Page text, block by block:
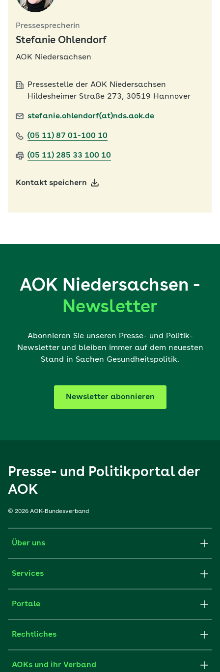
Pressesprecherin
Stefanie Ohlendorf
AOK Niedersachsen
Pressestelle der AOK Niedersachsen
Hildesheimer Straße 273, 30519 Hannover
stefanie.ohlendorf(at)nds.aok.de
(05 11) 87 01-100 10
(05 11) 285 33 100 10
Kontakt speichern
AOK Niedersachsen -
Newsletter
Abonnieren Sie unseren Presse- und Politik-
Newsletter und bleiben immer auf dem neuesten
Stand in Sachen Gesundheitspolitik.
Newsletter abonnieren
Presse- und Politikportal der
AOK
© 2026 AOK-Bundesverband
Über uns
Services
Portale
Rechtliches
AOKs und ihr Verband